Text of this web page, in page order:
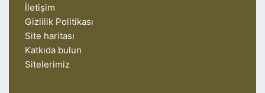
İletişim
Gizlilik Politikası
Site haritası
Katkıda bulun
Sitelerimiz